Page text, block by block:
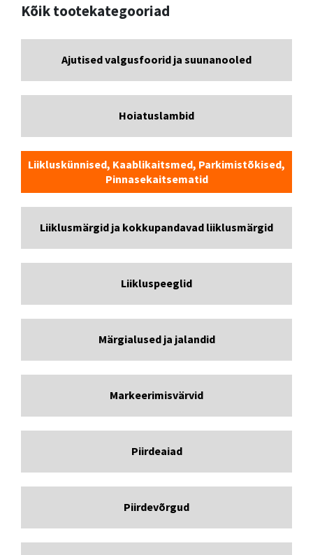
Kõik tootekategooriad
Ajutised valgusfoorid ja suunanooled
Hoiatuslambid
Liikluskünnised, Kaablikaitsmed, Parkimistõkised,
Pinnasekaitsematid
Liiklusmärgid ja kokkupandavad liiklusmärgid
Liikluspeeglid
Märgialused ja jalandid
Markeerimisvärvid
Piirdeaiad
Piirdevõrgud